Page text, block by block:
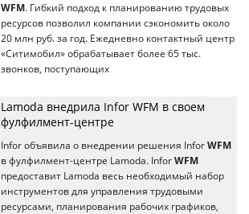
WFM. Гибкий подход к планированию трудовых
ресурсов позволил компании сэкономить около
20 млн руб. за год. Ежедневно контактный центр
«Ситимобил» обрабатывает более 65 тыс.
звонков, поступающих
Lamoda внедрила Infor WFM в своем
фулфилмент-центре
Infor объявила о внедрении решения Infor WFM
в фулфилмент-центре Lamoda. Infor WFM
предоставит Lamoda весь необходимый набор
инструментов для управления трудовыми
ресурсами, планирования рабочих графиков,